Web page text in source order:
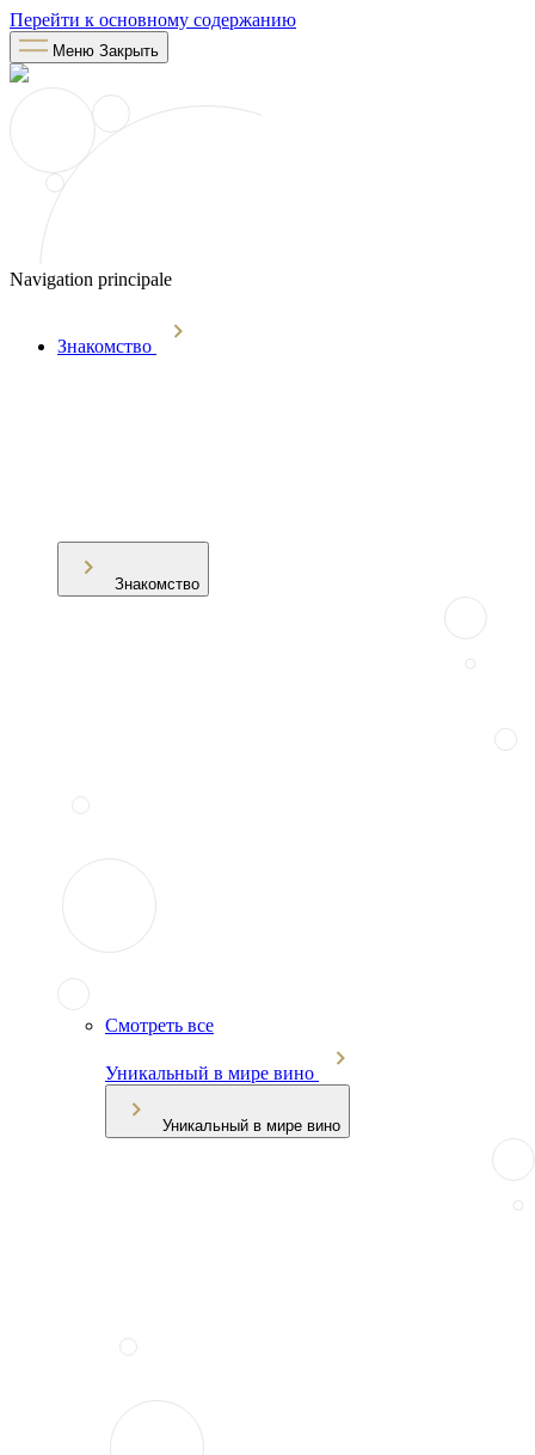
Перейти к основному содержанию
Меню Закрыть
Navigation principale
Знакомство
Знакомство
Смотреть все
Уникальный в мире вино
Уникальный в мире вино